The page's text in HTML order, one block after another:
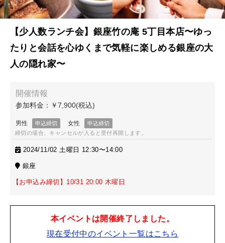
【少人数ランチ会】銀座竹の庵 5丁目本店〜ゆっ
たりと会話を心ゆくまで気軽に楽しめる銀座の大
人の隠れ家〜
締切の場合、キャンセルが入ると受付再開します。
2024/11/02 土曜日 12:30〜14:00
銀座
【お申込み締切】10/31 20:00 木曜日
本イベントは開催終了しました。
現在受付中のイベント一覧はこちら